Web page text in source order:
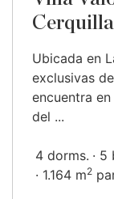
Cerquilla
Ubicada en
exclusivas
encuentra
del ...
4 dorms. 5
1.164 m2